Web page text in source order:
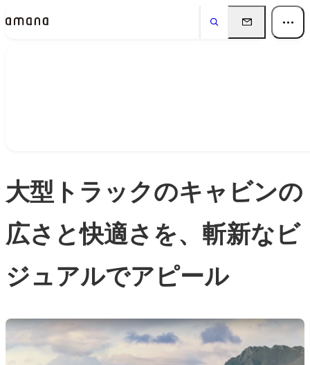
大型トラックのキャビンの
広さと快適さを、斬新なビ
ジュアルでアピール